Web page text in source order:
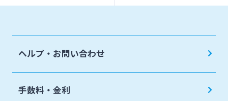
ヘルプ・お問い合わせ
手数料・金利